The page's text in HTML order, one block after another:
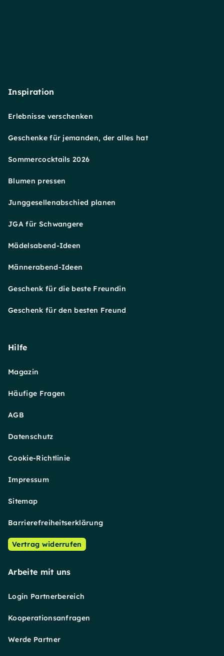
Inspiration
Erlebnisse verschenken
Geschenke für jemanden, der alles hat
Sommercocktails 2026
Blumen pressen
Junggesellenabschied planen
JGA für Schwangere
Mädelsabend-Ideen
Männerabend-Ideen
Geschenk für die beste Freundin
Geschenk für den besten Freund
Hilfe
Magazin
Häufige Fragen
AGB
Datenschutz
Cookie-Richtlinie
Impressum
Sitemap
Barrierefreiheitserklärung
Vertrag widerrufen
Arbeite mit uns
Login Partnerbereich
Kooperationsanfragen
Werde Partner